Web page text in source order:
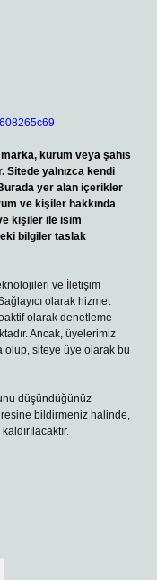
kurum veya şahıs
Sitede yalnızca kendi
Burada yer alan içerikler
ve kişiler hakkında
kişiler ile isim
bilgiler taslak
ve İletişim
olarak hizmet
olarak denetleme
Ancak, üyelerimiz
olup, siteye üye olarak bu
düşündüğünüz
bildirmeniz halinde,